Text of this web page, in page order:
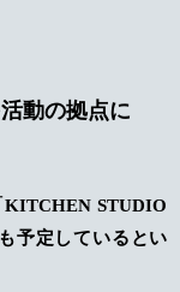
動の拠点に
STUDIO
予定しているとい